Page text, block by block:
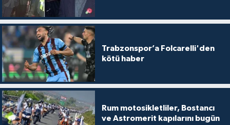
Trabzonspor’a Folcarelli'den
kötü haber
Rum motosikletliler, Bostancı
ve Astromerit kapılarını bugün